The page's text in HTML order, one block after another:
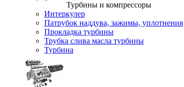
Турбины и компрессоры
Интеркулер
Патрубок наддува, зажимы, уплотнения
Прокладка турбины
Трубка слива масла турбины
Турбина